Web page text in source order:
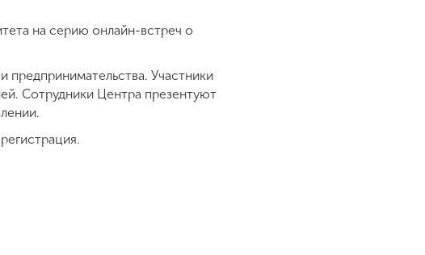
на серию онлайн-встреч о
предпринимательства. Участники
Сотрудники Центра презентуют